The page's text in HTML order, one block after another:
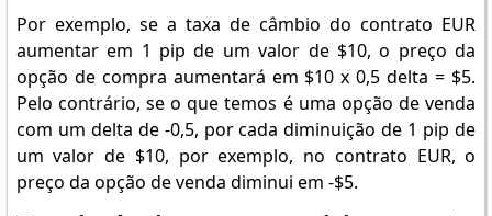
Por exemplo, se a taxa de câmbio do contrato EUR
aumentar em 1 pip de um valor de $10, o preço da
opção de compra aumentará em $10 x 0,5 delta = $5.
Pelo contrário, se o que temos é uma opção de venda
com um delta de -0,5, por cada diminuição de 1 pip de
um valor de $10, por exemplo, no contrato EUR, o
preço da opção de venda diminui em -$5.